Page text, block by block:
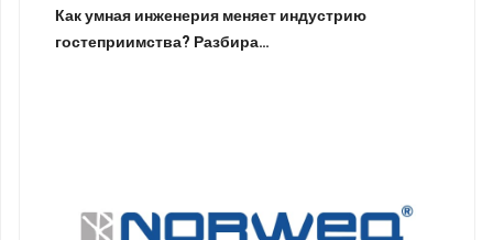
Как умная инженерия меняет индустрию
гостеприимства? Разбира…